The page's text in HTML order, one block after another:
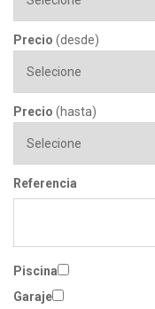
Precio (desde)
Precio (hasta)
Referencia
Piscina
Garaje